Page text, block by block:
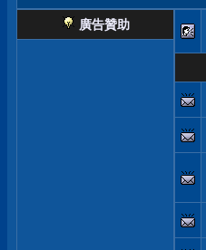
廣告贊助